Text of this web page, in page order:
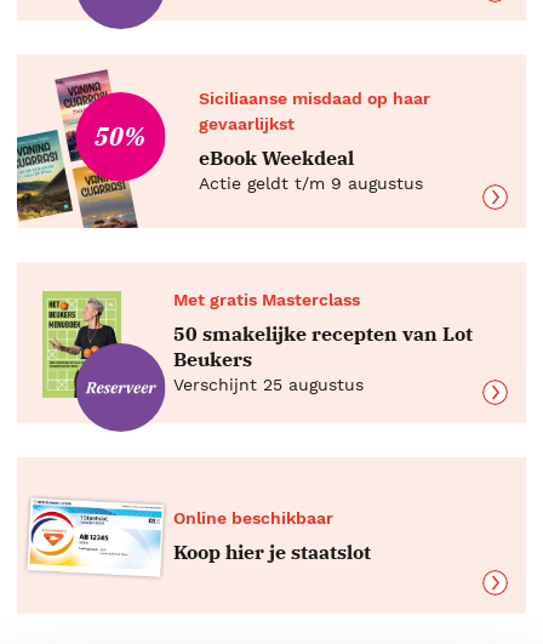
50%
Siciliaanse misdaad op haar
gevaarlijkst
eBook Weekdeal
Actie geldt t/m 9 augustus
Met gratis Masterclass
50 smakelijke recepten van Lot
Beukers
Verschijnt 25 augustus
Online beschikbaar
Koop hier je staatslot